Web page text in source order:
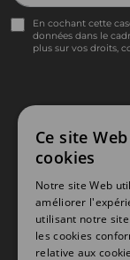
En cochant cette
données dans le
plus sur vos droits,
Index
Ce site
cookies
Notre site Web
améliorer
utilisant notre
les cookies
relative aux